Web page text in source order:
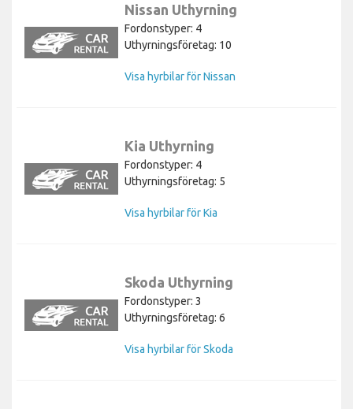
Nissan Uthyrning
Fordonstyper: 4
Uthyrningsföretag: 10
Visa hyrbilar för Nissan
Kia Uthyrning
Fordonstyper: 4
Uthyrningsföretag: 5
Visa hyrbilar för Kia
Skoda Uthyrning
Fordonstyper: 3
Uthyrningsföretag: 6
Visa hyrbilar för Skoda